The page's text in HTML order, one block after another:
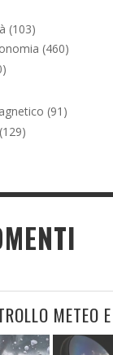
(103)
(460)
(91)
(129)
METEO